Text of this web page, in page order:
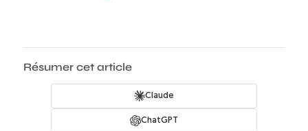
Résumer cet article
Claude
ChatGPT